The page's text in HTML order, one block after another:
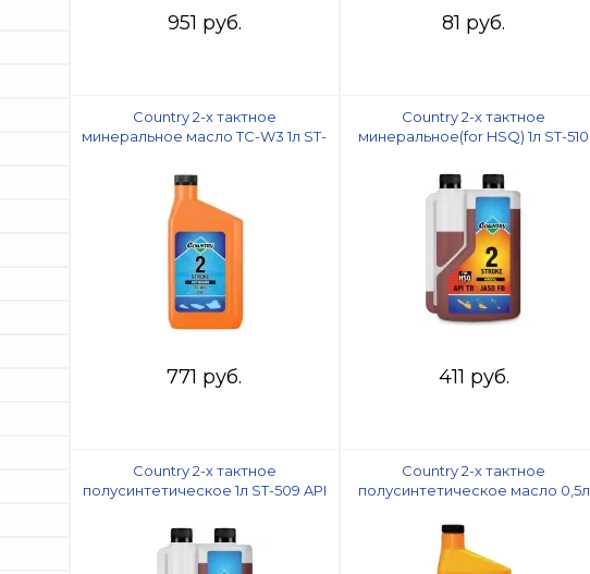
951 руб. 81 руб.
Country 2-х тактное
минеральное масло ТС-W3 1л ST-
771 руб.
Country 2-х тактное
минеральное(for HSQ) 1л ST-510
411 руб.
Country 2-х тактное
полусинтетическое 1л ST-509 API
Country 2-х тактное
полусинтетическое масло 0,5л